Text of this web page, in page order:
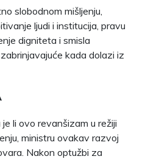
slobodnom mišljenju,
ljudi i institucija, pravu
digniteta i smisla
kada dolazi iz
li ovo revanšizam u režiji
ministru ovakav razvoj
Nakon optužbi za